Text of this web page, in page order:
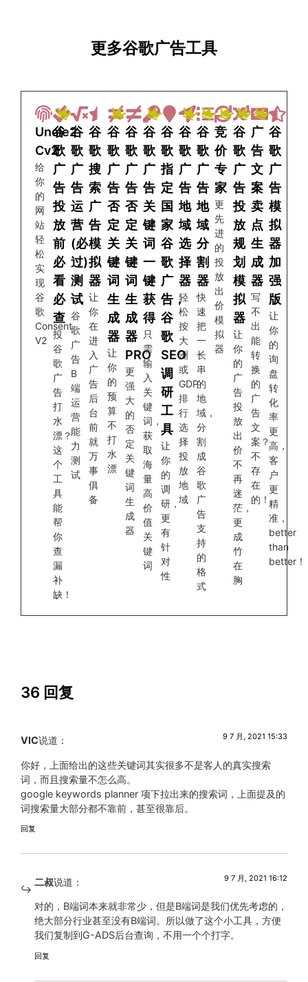
更多谷歌广告工具
Uncle2
Cv2
给
你
的
网
站
轻
松
实
现
谷
歌
Consent
V2
谷
歌
广
告
投
放
前
必
看
必
查
投
谷
歌
广
告
打
水
漂？
这
个
工
具
能
帮
你
查
漏
补
缺！
谷
歌
广
告
运
营
(必
过)
测
试
谷
歌
广
告
B
端
运
营
能
力
测
试
谷
歌
搜
索
广
告
模
拟
器
让
你
在
进
入
广
告
后
台
前
就
万
事
俱
备
谷
歌
广
告
否
定
关
键
词
生
成
器
让
你
的
预
算
不
打
水
漂
谷
歌
广
告
否
定
关
键
词
生
成
器
PRO
更
强
大
的
否
定
关
键
词
生
成
器
谷
歌
广
告
关
键
词
一
键
获
得
只
需
输
入
关
键
词，
获
取
海
量
高
价
值
关
键
词
谷
歌
指
定
国
家
谷
歌
广
告，
谷
歌
SEO
调
研
工
具
让
你
的
调
研，
更
有
针
对
性
谷
歌
广
告
地
域
选
择
器
轻
松
按
大
洲
或
GDP
排
行
选
择
投
放
地
域
谷
歌
广
告
地
域
分
割
器
快
速
把
一
长
串
的
地
域，
分
割
成
谷
歌
广
告
支
持
的
格
式
竞
价
专
家
更
先
进
的
投
放
出
价
模
拟
器
谷
歌
广
告
投
放
规
划
模
拟
器
让
你
的
广
告
投
放
出
价
不
再
迷
茫，
更
成
竹
在
胸
广
告
文
案
卖
点
生
成
器
写
不
出
能
转
换
的
广
告
文
案？
不
存
在
的！
谷
歌
广
告
模
拟
器
加
强
版
让
你
的
询
盘
转
化
率
更
高，
客
户
更
精
准，
better
than
better！
36 回复
VIC说道： 9 7 月, 2021 15:33
你好，上面给出的这些关键词其实很多不是客人的真实搜索
词，而且搜索量不怎么高。
google keywords planner 项下拉出来的搜索词，上面提及的
词搜索量大部分都不靠前，甚至很靠后。
回复
二叔说道： 9 7 月, 2021 16:12
对的，B端词本来就非常少，但是B端词是我们优先考虑的，
绝大部分行业甚至没有B端词。所以做了这个小工具，方便
我们复制到G-ADS后台查询，不用一个个打字。
回复